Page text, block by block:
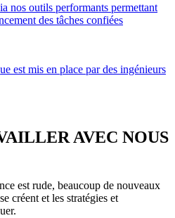
nos outils performants permettant
des tâches confiées
est mis en place par des ingénieurs
AVEC NOUS
est rude, beaucoup de nouveaux
créent et les stratégies et